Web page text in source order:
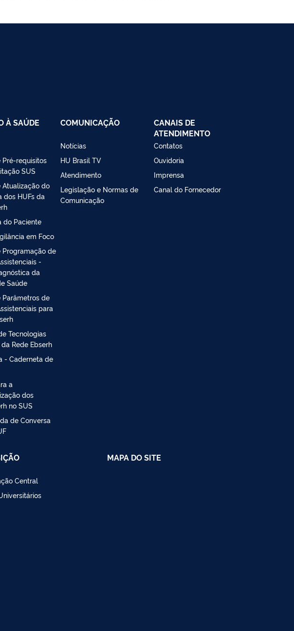
À SAÚDE
Pré-requisitos
SUS
Atualização do
dos HUFs da
do Paciente
em Foco
Programação de
-
da
Saúde
Parâmetros de
para
Tecnologias
Rede Ebserh
- Caderneta de
a
dos
no SUS
de Conversa
COMUNICAÇÃO
Notícias
HU Brasil TV
Atendimento
Legislação e Normas de
Comunicação
CANAIS DE
ATENDIMENTO
Contatos
Ouvidoria
Imprensa
Canal do Fornecedor
Central
MAPA DO SITE